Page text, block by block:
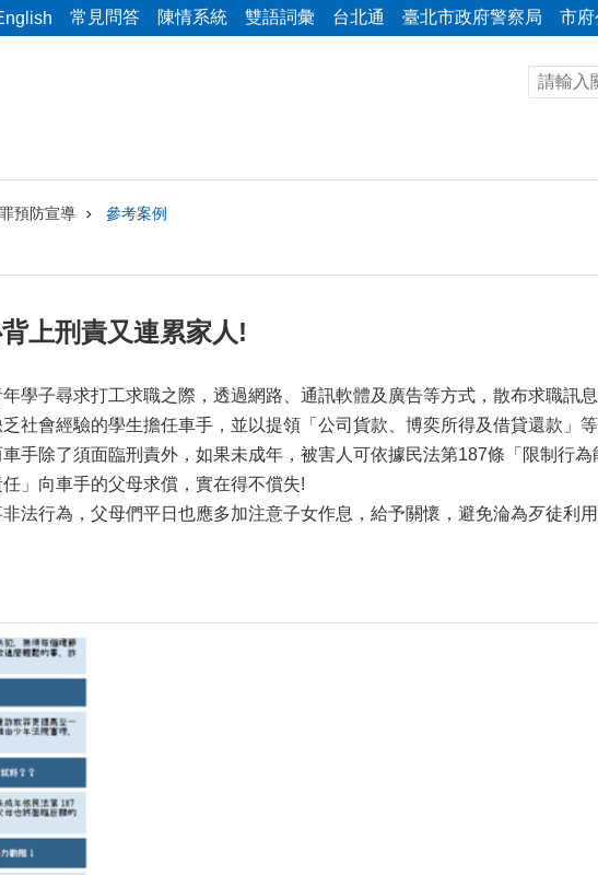
常見問答 陳情系統 雙語詞彙 台北通 臺北市政府警察局 市
預防宣導 參考案例
上刑責又連累家人!
學子尋求打工求職之際，透過網路、通訊軟體及廣告等方式，散布求職訊
社會經驗的學生擔任車手，並以提領「公司貨款、博奕所得及借貸還款」
手除了須面臨刑責外，如果未成年，被害人可依據民法第187條「限制行為
」向車手的父母求償，實在得不償失!
法行為，父母們平日也應多加注意子女作息，給予關懷，避免淪為歹徒利用